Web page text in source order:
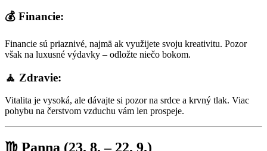
💰 Financie:
Financie sú priaznivé, najmä ak využijete svoju kreativitu. Pozor
však na luxusné výdavky – odložte niečo bokom.
🧘 Zdravie:
Vitalita je vysoká, ale dávajte si pozor na srdce a krvný tlak. Viac
pohybu na čerstvom vzduchu vám len prospeje.
♍ Panna (23. 8. – 22. 9.)